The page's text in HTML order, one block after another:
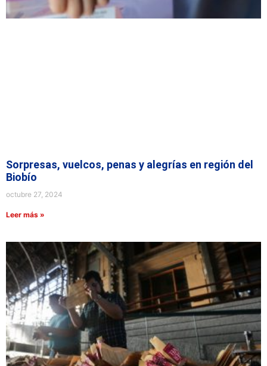
Sorpresas, vuelcos, penas y alegrías en región del
Biobío
octubre 27, 2024
Leer más »